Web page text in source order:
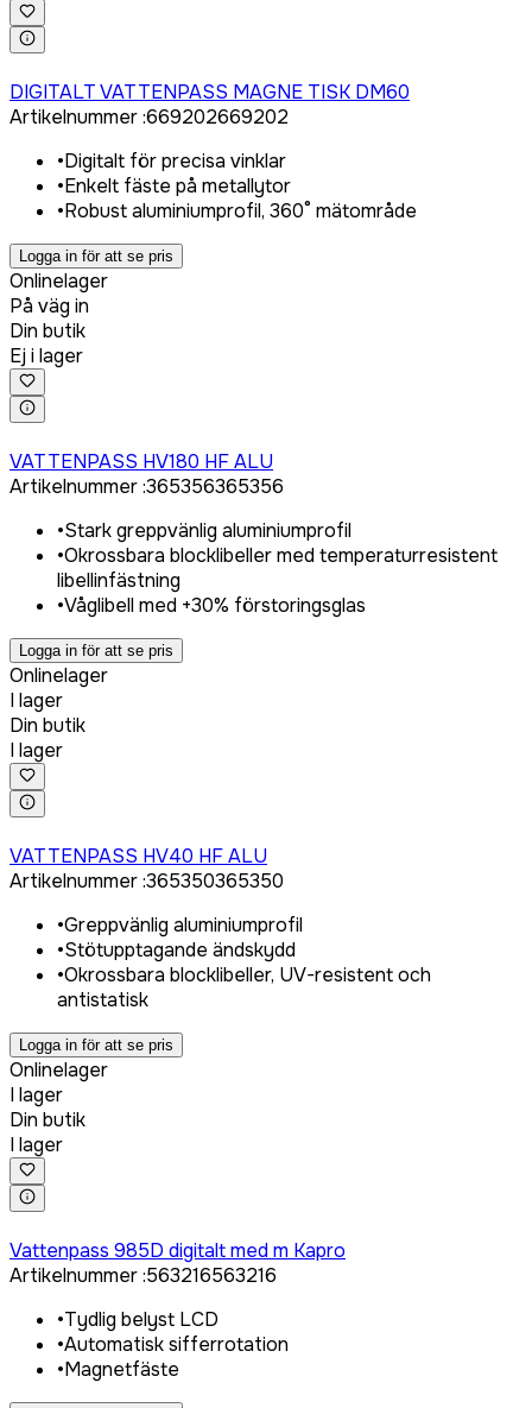
DIGITALT VATTENPASS MAGNE TISK DM60
Artikelnummer:669202669202
•Digitalt för precisa vinklar
•Enkelt fäste på metallytor
•Robust aluminiumprofil, 360° mätområde
Logga in för att se pris
Onlinelager
På väg in
Din butik
Ej i lager
VATTENPASS HV180 HF ALU
Artikelnummer:365356365356
•Stark greppvänlig aluminiumprofil
•Okrossbara blocklibeller med temperaturresistent
libellinfästning
•Våglibell med +30% förstoringsglas
Logga in för att se pris
Onlinelager
I lager
Din butik
I lager
VATTENPASS HV40 HF ALU
Artikelnummer:365350365350
•Greppvänlig aluminiumprofil
•Stötupptagande ändskydd
•Okrossbara blocklibeller, UV-resistent och
antistatisk
Logga in för att se pris
Onlinelager
I lager
Din butik
I lager
Vattenpass 985D digitalt med m Kapro
Artikelnummer:563216563216
•Tydlig belyst LCD
•Automatisk sifferrotation
•Magnetfäste